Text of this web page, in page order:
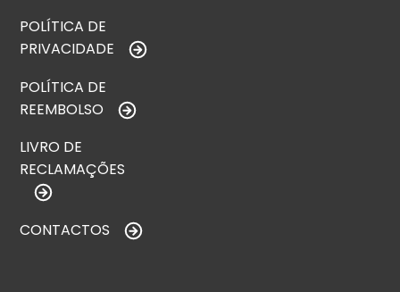
POLÍTICA DE
PRIVACIDADE
POLÍTICA DE
REEMBOLSO
LIVRO DE
RECLAMAÇÕES
CONTACTOS